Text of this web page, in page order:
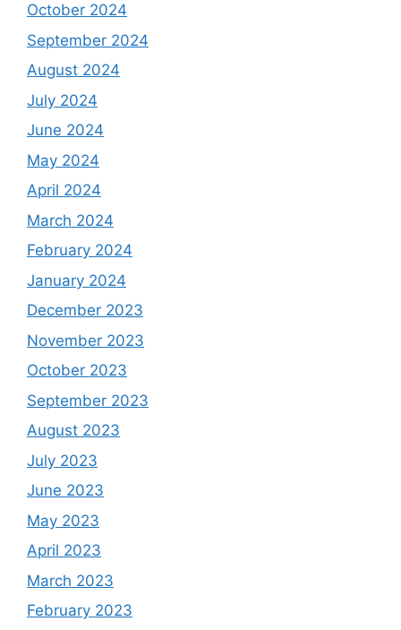
October 2024
September 2024
August 2024
July 2024
June 2024
May 2024
April 2024
March 2024
February 2024
January 2024
December 2023
November 2023
October 2023
September 2023
August 2023
July 2023
June 2023
May 2023
April 2023
March 2023
February 2023